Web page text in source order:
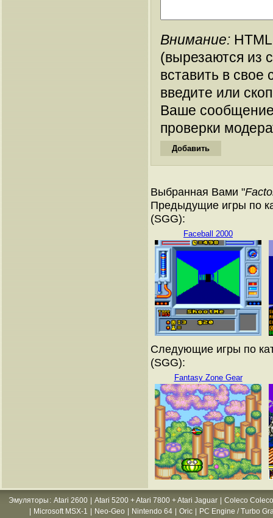
Внимание:
(вырезаются из
вставить в
введите или
Ваше
проверки
Выбранная Вами "
Предыдущие игры по
(SGG):
Faceball 2000
Следующие игры по
(SGG):
Fantasy Zone Gear
Эмуляторы : Atari 2600 Atari 5200 + Atari 7800 + Atari Jaguar
Coleco
Microsoft MSX-1 Neo-Geo Nintendo 64 Oric PC Engine / Turbo